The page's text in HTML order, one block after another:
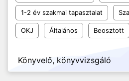
1-2 év szakmai tapasztalat
OKJ Általános Beosztott
Könyvelő, könyvvizsgáló